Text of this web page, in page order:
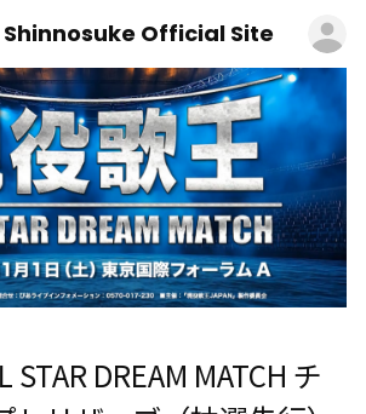
Official Site
DREAM MATCH チ